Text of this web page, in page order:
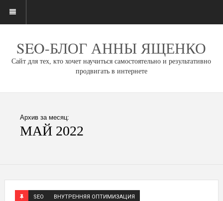
SEO-БЛОГ АННЫ ЯЩЕНКО
Сайт для тех, кто хочет научиться самостоятельно и результативно
продвигать в интернете
Архив за месяц:
МАЙ 2022
SEO ВНУТРЕННЯЯ ОПТИМИЗАЦИЯ